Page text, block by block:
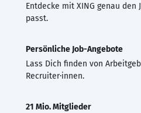
Entdecke mit XING genau den
passt.
Persönliche Job-Angebote
Lass Dich finden von
Recruiter·innen.
21 Mio. Mitglieder